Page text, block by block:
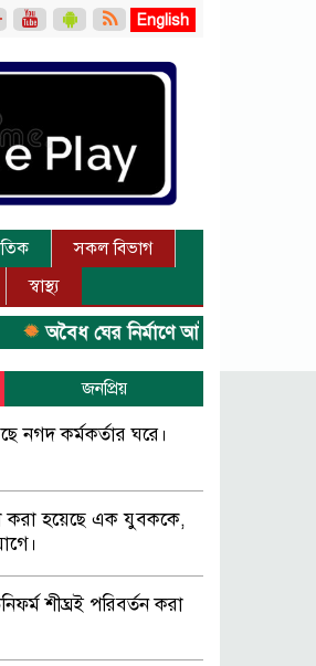
English
সকল বিভাগ
স্বাস্থ্য
অবৈধ ঘের নির্মাণে আটক।
জনপ্রিয়
নগদ কর্মকর্তার ঘরে।
করা হয়েছে এক যুবককে,
শীঘ্রই পরিবর্তন করা